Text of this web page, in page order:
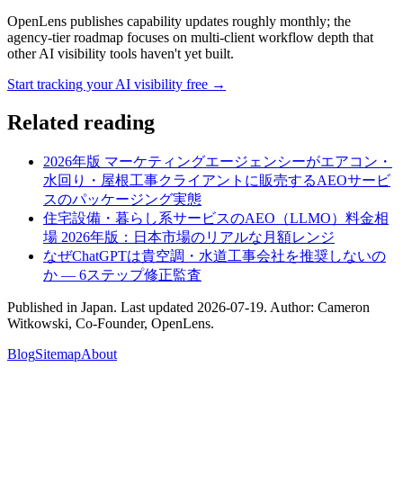
OpenLens publishes capability updates roughly monthly; the
agency-tier roadmap focuses on multi-client workflow depth that
other AI visibility tools haven't yet built.
Start tracking your AI visibility free →
Related reading
2026年版 マーケティングエージェンシーがエアコン・
水回り・屋根工事クライアントに販売するAEOサービ
スのパッケージング実態
住宅設備・暮らし系サービスのAEO（LLMO）料金相
場 2026年版：日本市場のリアルな月額レンジ
なぜChatGPTは貴空調・水道工事会社を推奨しないの
か — 6ステップ修正監査
Published in Japan. Last updated 2026-07-19. Author: Cameron
Witkowski, Co-Founder, OpenLens.
BlogSitemapAbout